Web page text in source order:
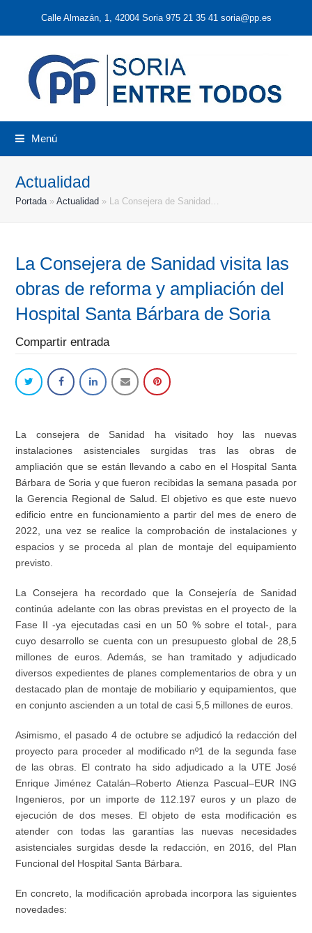
Calle Almazán, 1, 42004 Soria 975 21 35 41 soria@pp.es
Menú
Actualidad
Portada»Actualidad » La Consejera de Sanidad…
La Consejera de Sanidad visita las
obras de reforma y ampliación del
Hospital Santa Bárbara de Soria
Compartir entrada
La consejera de Sanidad ha visitado hoy las nuevas
instalaciones asistenciales surgidas tras las obras de
ampliación que se están llevando a cabo en el Hospital Santa
Bárbara de Soria y que fueron recibidas la semana pasada por
la Gerencia Regional de Salud. El objetivo es que este nuevo
edificio entre en funcionamiento a partir del mes de enero de
2022, una vez se realice la comprobación de instalaciones y
espacios y se proceda al plan de montaje del equipamiento
previsto.
La Consejera ha recordado que la Consejería de Sanidad
continúa adelante con las obras previstas en el proyecto de la
Fase II -ya ejecutadas casi en un 50 % sobre el total-, para
cuyo desarrollo se cuenta con un presupuesto global de 28,5
millones de euros. Además, se han tramitado y adjudicado
diversos expedientes de planes complementarios de obra y un
destacado plan de montaje de mobiliario y equipamientos, que
en conjunto ascienden a un total de casi 5,5 millones de euros.
Asimismo, el pasado 4 de octubre se adjudicó la redacción del
proyecto para proceder al modificado nº1 de la segunda fase
de las obras. El contrato ha sido adjudicado a la UTE José
Enrique Jiménez Catalán–Roberto Atienza Pascual–EUR ING
Ingenieros, por un importe de 112.197 euros y un plazo de
ejecución de dos meses. El objeto de esta modificación es
atender con todas las garantías las nuevas necesidades
asistenciales surgidas desde la redacción, en 2016, del Plan
Funcional del Hospital Santa Bárbara.
En concreto, la modificación aprobada incorpora las siguientes
novedades: